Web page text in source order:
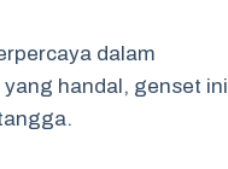
dalam
handal, genset ini